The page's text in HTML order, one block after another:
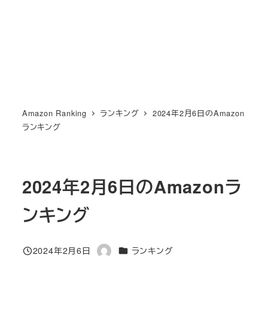
Amazon Ranking ランキング
2024年2月6日のAmazon
ランキング
2024年2月6日のAmazonラ
ンキング
投稿日
2024年2月6日
著
カテゴリー
ランキング